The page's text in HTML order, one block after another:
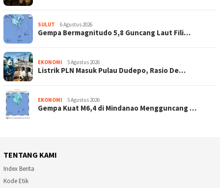
SULUT 6 Agustus 2026
Gempa Bermagnitudo 5,8 Guncang Laut Fili…
EKONOMI 5 Agustus 2026
Listrik PLN Masuk Pulau Dudepo, Rasio De…
EKONOMI 5 Agustus 2026
Gempa Kuat M6,4 di Mindanao Mengguncang …
TENTANG KAMI
Index Berita
Kode Etik